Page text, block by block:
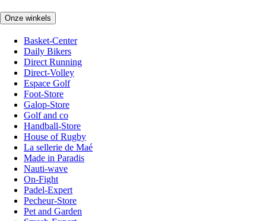
Onze winkels
Basket-Center
Daily Bikers
Direct Running
Direct-Volley
Espace Golf
Foot-Store
Galop-Store
Golf and co
Handball-Store
House of Rugby
La sellerie de Maé
Made in Paradis
Nauti-wave
On-Fight
Padel-Expert
Pecheur-Store
Pet and Garden